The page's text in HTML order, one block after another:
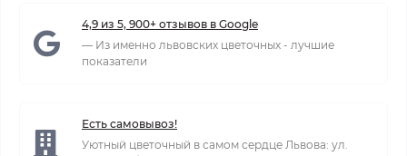
4,9 из 5, 900+ отзывов в Google
— Из именно львовских цветочных - лучшие
показатели
Есть самовывоз!
Уютный цветочный в самом сердце Львова: ул.